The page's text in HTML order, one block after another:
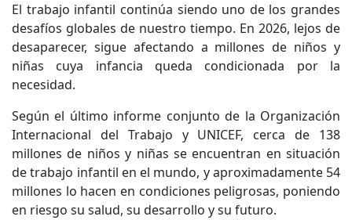
El trabajo infantil continúa siendo uno de los grandes
desafíos globales de nuestro tiempo. En 2026, lejos de
desaparecer, sigue afectando a millones de niños y
niñas cuya infancia queda condicionada por la
necesidad.
Según el último informe conjunto de la Organización
Internacional del Trabajo y UNICEF, cerca de 138
millones de niños y niñas se encuentran en situación
de trabajo infantil en el mundo, y aproximadamente 54
millones lo hacen en condiciones peligrosas, poniendo
en riesgo su salud, su desarrollo y su futuro.